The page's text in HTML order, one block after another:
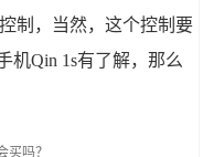
制，当然，这个控制要
机Qin 1s有了解，那么